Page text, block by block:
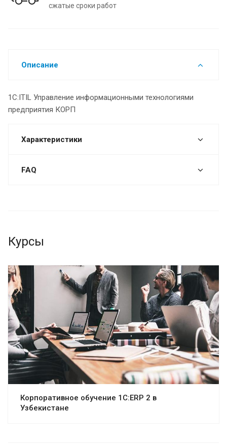
сжатые сроки работ
Описание
1С:ITIL Управление информационными технологиями
предприятия КОРП
Характеристики
FAQ
Курсы
Корпоративное обучение 1С:ERP 2 в
Узбекистане